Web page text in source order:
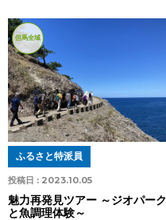
但馬全域
投稿日 : 2023.10.05
ふるさと特派員
魅力再発見ツアー ～ジオパーク
と魚調理体験～